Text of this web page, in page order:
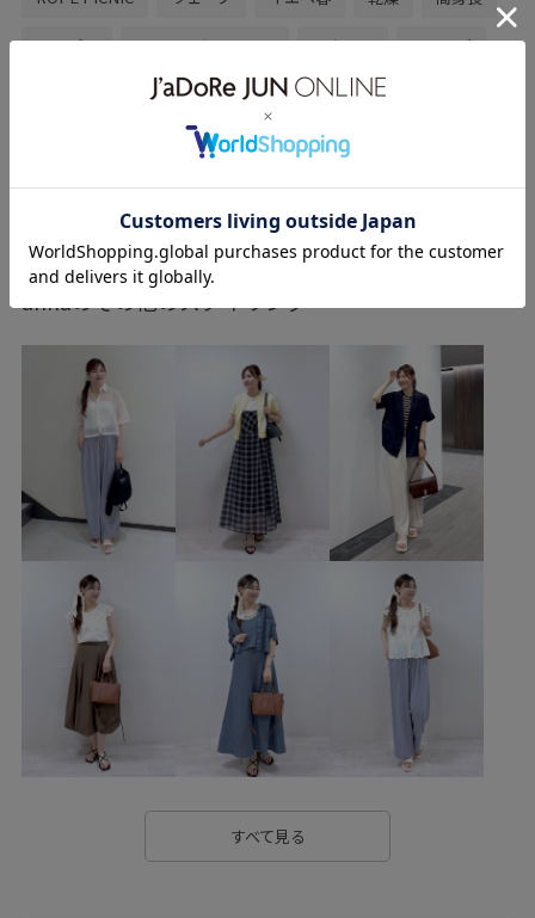
トップス Tシャツ/カットソー スカート シューズ
雑貨/ホビー/スポーツ/ペット
GDC54100 GDM53400
GIA64090 GII84740 44wSPECIAL PRICE
newceremony ROP?PICNIC_TIMESALE RP1102
RP24aebagshoes Wトップス_pickup
annaのその他のスタイリング
すべて見る